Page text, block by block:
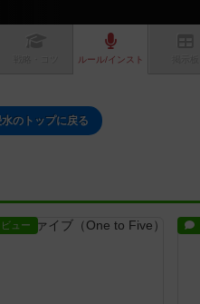
ルール/インスト
のトップに戻る
ビュー